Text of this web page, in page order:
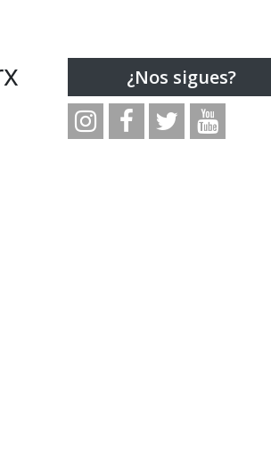
¿Nos sigues?